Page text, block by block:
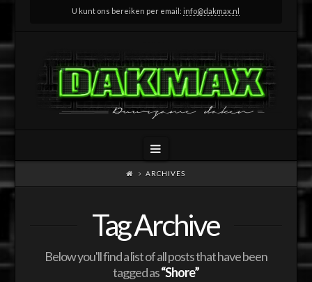
U kunt ons bereiken per email:info@dakmax.nl
Navigation
ARCHIVES
Tag Archive
Below you'll find a list of all posts that have been
tagged as“Shore”